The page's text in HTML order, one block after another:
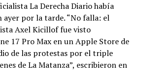
La Derecha Diario había
ayer por la tarde. “No falla: el
Axel Kicillof fue visto
17 Pro Max en un Apple Store de
de las protestas por el triple
de La Matanza”, escribieron en